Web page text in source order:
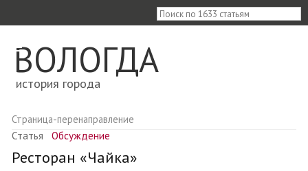
ВОЛОГДА
история города
≡
Страница-перенаправление
Статья Обсуждение
Ресторан «Чайка»